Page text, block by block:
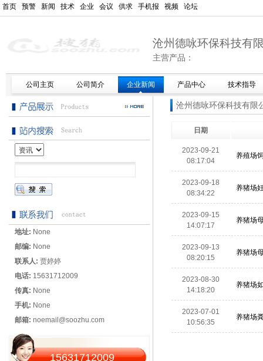
首页 预警 新闻 技术 企业 会议 供求 手机报 视频 论坛
沧州德咏环保科技有
主营产品：
公司主页 公司简介 企业新闻 产品中心 技术指导
地址: None
邮编: None
联系人: 贾婷婷
电话: 15631712009
传真: None
手机: None
邮箱: noemail@soozhu.com
15631712009
沧州德咏环保科技有限
日期
2023-09-21
08:17:04
养殖场
2023-09-18
08:34:22
养猪场
2023-09-15
14:07:17
养猪场
2023-09-13
08:20:15
养猪场
2023-08-30
14:18:20
养猪场
2023-07-01
10:56:35
养猪场